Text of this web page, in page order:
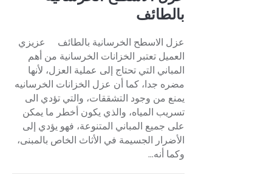
بالطائف
عزل الاسطح الخرسانية بالطائف عزيزي
العميل تعتبر الخزانات الخرسانية من أهم
المباني التي تحتاج إلى عملية العزل، لأنها
مضره جدا، كما أن عزل الخزانات الخرسانيه
يمنع من وجود التشققات، والتي تؤدي الى
تسريب المياه، والذي يكون أخطر ما يمكن
على جميع المباني المتنوعة، فهو يؤدي إلى
الأضرار الجسيمة في الأثاث الخاص بالمبنى،
وكما أنه...